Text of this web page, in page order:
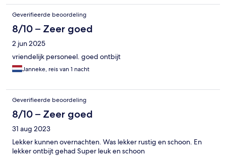
Geverifieerde beoordeling
8/10 – Zeer goed
2 jun 2025
vriendelijk personeel. goed ontbijt
Janneke, reis van 1 nacht
Geverifieerde beoordeling
8/10 – Zeer goed
31 aug 2023
Lekker kunnen overnachten. Was lekker rustig en schoon. En
lekker ontbijt gehad Super leuk en schoon